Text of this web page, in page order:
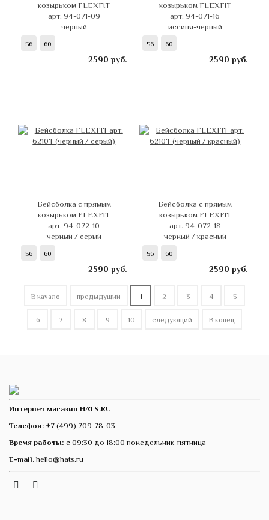
козырьком FLEXFIT
арт. 94-071-09
черный
56 60
2590 руб.
козырьком FLEXFIT
арт. 94-071-16
иссиня-черный
56 60
2590 руб.
Бейсболка с прямым
козырьком FLEXFIT
арт. 94-072-10
черный / серый
56 60
2590 руб.
Бейсболка с прямым
козырьком FLEXFIT
арт. 94-072-18
черный / красный
56 60
2590 руб.
В начало предыдущий 1 2 3 4 5
6 7 8 9 10 следующий В конец
Интернет магазин HATS.RU
Телефон: +7 (499) 709-78-03
Время работы: с 09:30 до 18:00 понедельник-пятница
E-mail. hello@hats.ru
Instagram